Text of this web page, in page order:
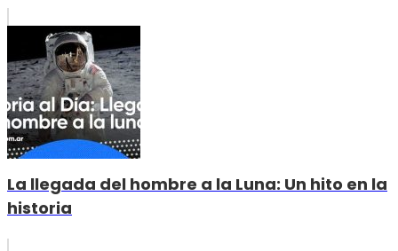
La llegada del hombre a la Luna: Un hito en la
historia